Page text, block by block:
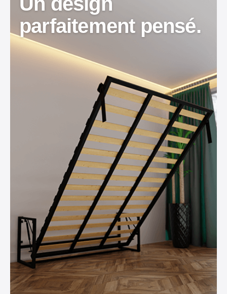
parfaitement pensé.